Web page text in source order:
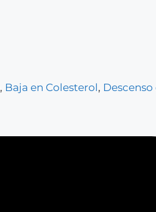
, Baja en Colesterol,